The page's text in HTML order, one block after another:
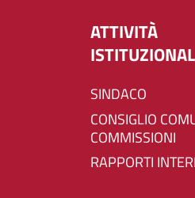
ATTIVITÀ
SINDACO
CONSIGLIO COMUNALE E
COMMISSIONI
RAPPORTI